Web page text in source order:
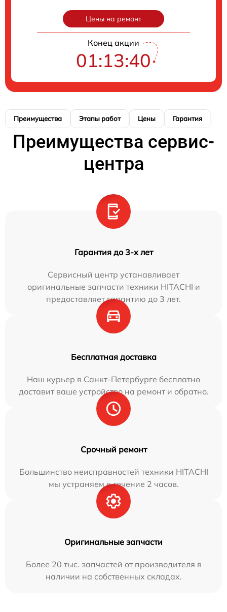
Цены на ремонт
Конец акции
01:13:39
Преимущества Этапы работ Цены Гарантия
Преимущества сервис-
центра
Гарантия до 3-х лет
Сервисный центр устанавливает
оригинальные запчасти техники HITACHI и
предоставляет гарантию до 3 лет.
Бесплатная доставка
Наш курьер в Санкт-Петербурге бесплатно
доставит ваше устройство на ремонт и обратно.
Срочный ремонт
Большинство неисправностей техники HITACHI
мы устраняем в течение 2 часов.
Оригинальные запчасти
Более 20 тыс. запчастей от производителя в
наличии на собственных складах.